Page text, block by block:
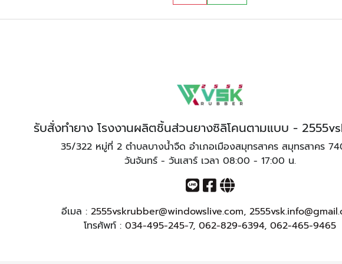
รับสั่งทำยาง โรงงานผลิตชิ้นส่วนยางซิลิโคนตามแบบ -
35/322 หมู่ที่ 2 ตำบลบางน้ำจืด อำเภอเมืองสมุทรสาคร สมุทรสาคร
วันจันทร์ - วันเสาร์ เวลา 08:00 - 17:00 น.
อีเมล : 2555vskrubber@windowslive.com,
โทรศัพท์ : 034-495-245-7, 062-829-6394, 062-465-9465